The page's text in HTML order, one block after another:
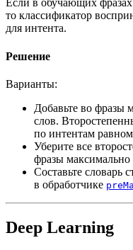
Если в обучающих
то классификатор
для интента.
Решение
Варианты:
Добавьте во фразы
слов.
по интентам
Уберите все
фразы
Составьте словарь
в обработчике
Deep Learning